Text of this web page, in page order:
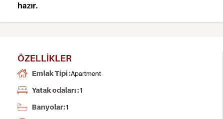
hazır.
ÖZELLIKLER
Emlak Tipi :Apartment
Yatak odaları :1
Banyolar:1